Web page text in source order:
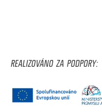
REALIZOVÁNO ZA PODPORY: